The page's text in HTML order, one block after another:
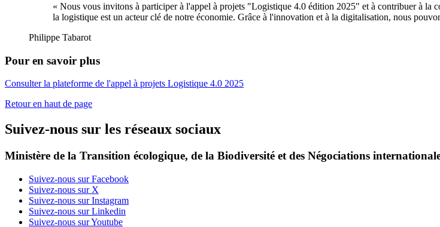
« Nous vous invitons à participer à l'appel à projets "Logistique 4.0 édition 2025" et à contribuer à la
la logistique est un acteur clé de notre économie. Grâce à l'innovation et à la digitalisation, nous
Philippe Tabarot
Pour en savoir plus
Consulter la plateforme de l'appel à projets Logistique 4.0 2025
Retour en haut de page
Suivez-nous sur les réseaux sociaux
Ministère de la Transition écologique, de la Biodiversité et des Négociations
Suivez-nous sur Facebook
Suivez-nous sur X
Suivez-nous sur Instagram
Suivez-nous sur Linkedin
Suivez-nous sur Youtube